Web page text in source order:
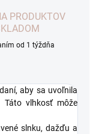
PRODUKTOV
od 1 týždňa
aby sa uvoľnila
vlhkosť môže
slnku, dažďu a